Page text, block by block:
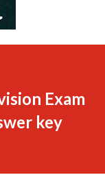
Exam
key